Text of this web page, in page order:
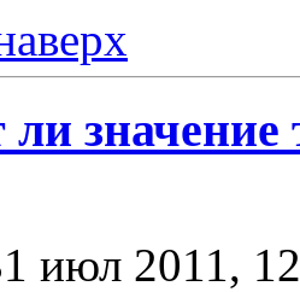
значение
июл 2011,